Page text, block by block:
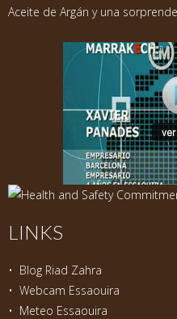
Aceite de Argán y una
LINKS
• Blog Riad Zahra
• Webcam Essaouira
• Meteo Essaouira